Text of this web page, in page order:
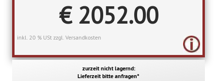
€ 2052.00
inkl. 20 % USt zzgl. Versandkosten
zurzeit nicht lagernd:
Lieferzeit bitte anfragen*